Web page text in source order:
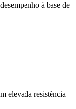
à base de
elevada resistência